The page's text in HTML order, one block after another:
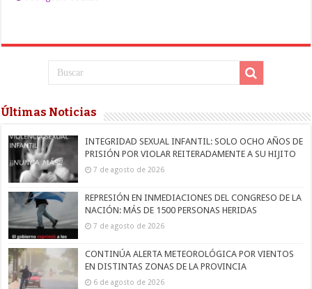
Últimas Noticias
INTEGRIDAD SEXUAL INFANTIL: SOLO OCHO AÑOS DE
PRISIÓN POR VIOLAR REITERADAMENTE A SU HIJITO
7 de agosto de 2026
REPRESIÓN EN INMEDIACIONES DEL CONGRESO DE LA
NACIÓN: MÁS DE 1500 PERSONAS HERIDAS
7 de agosto de 2026
CONTINÚA ALERTA METEOROLÓGICA POR VIENTOS
EN DISTINTAS ZONAS DE LA PROVINCIA
6 de agosto de 2026